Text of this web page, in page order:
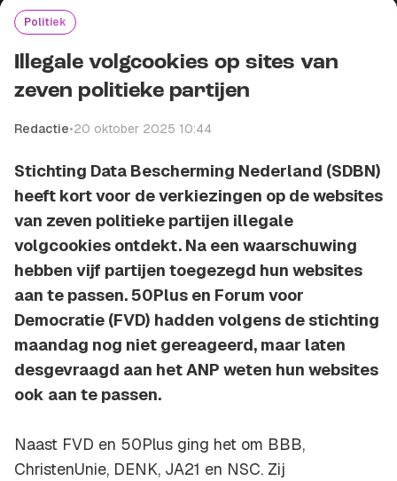
Politiek
Illegale volgcookies op sites van
zeven politieke partijen
Redactie•20 oktober 2025 10:44
Stichting Data Bescherming Nederland (SDBN)
heeft kort voor de verkiezingen op de websites
van zeven politieke partijen illegale
volgcookies ontdekt. Na een waarschuwing
hebben vijf partijen toegezegd hun websites
aan te passen. 50Plus en Forum voor
Democratie (FVD) hadden volgens de stichting
maandag nog niet gereageerd, maar laten
desgevraagd aan het ANP weten hun websites
ook aan te passen.
Naast FVD en 50Plus ging het om BBB,
ChristenUnie, DENK, JA21 en NSC. Zij